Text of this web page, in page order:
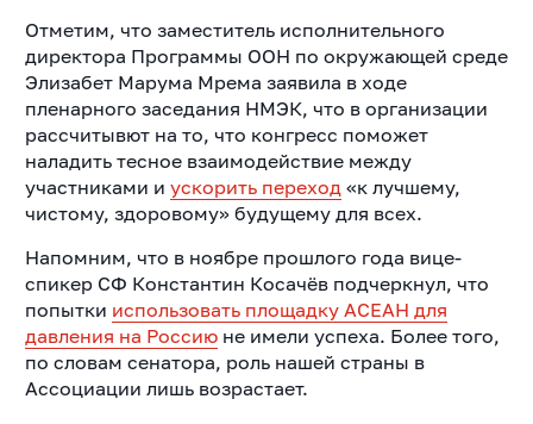
Отметим, что заместитель исполнительного
директора Программы ООН по окружающей среде
Элизабет Марума Мрема заявила в ходе
пленарного заседания НМЭК, что в организации
рассчитывют на то, что конгресс поможет
наладить тесное взаимодействие между
участниками и ускорить переход«к лучшему,
чистому, здоровому» будущему для всех.
Напомним, что в ноябре прошлого года вице-
спикер СФ Константин Косачёв подчеркнул, что
попытки использовать площадку АСЕАН для
давления на Россиюне имели успеха. Более того,
по словам сенатора, роль нашей страны в
Ассоциации лишь возрастает.